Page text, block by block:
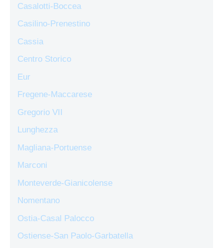
Casalotti-Boccea
Casilino-Prenestino
Cassia
Centro Storico
Eur
Fregene-Maccarese
Gregorio VII
Lunghezza
Magliana-Portuense
Marconi
Monteverde-Gianicolense
Nomentano
Ostia-Casal Palocco
Ostiense-San Paolo-Garbatella